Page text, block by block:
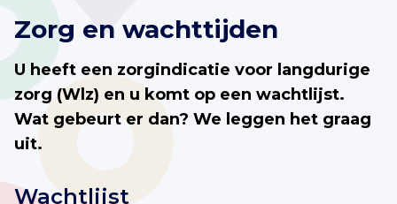
Zorg en wachttijden
U heeft een zorgindicatie voor langdurige
zorg (Wlz) en u komt op een wachtlijst.
Wat gebeurt er dan? We leggen het graag
uit.
Wachtlijst